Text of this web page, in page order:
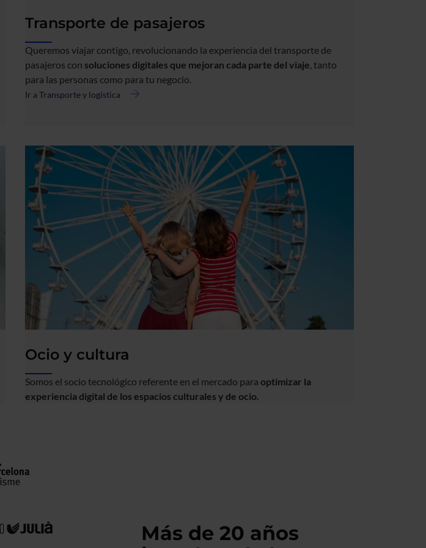
Transporte de pasajeros
Queremos viajar contigo, revolucionando la experiencia del transporte de
pasajeros con soluciones digitales que mejoran cada parte del viaje , tanto
para las personas como para tu negocio.
Ir a Transporte y logística
acerca
pasajeros
Ocio y cultura
Somos el socio tecnológico referente en el mercado para optimizar la
experiencia digital de los espacios culturales y de ocio.
Más de 20 años